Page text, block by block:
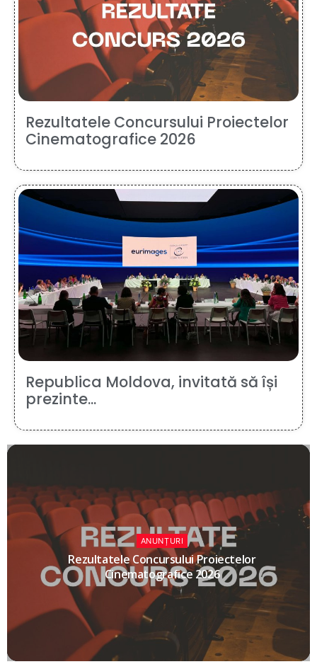
Rezultatele Concursului Proiectelor
Cinematografice 2026
Republica Moldova, invitată să își
prezinte...
ANUNȚURI
Rezultatele Concursului Proiectelor
Cinematografice 2026